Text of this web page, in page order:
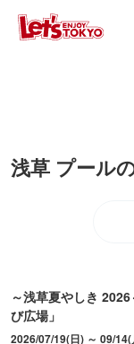
浅草 プール
～浅草夏やしき
び広場」
2026/07/19(日) ～ 09/